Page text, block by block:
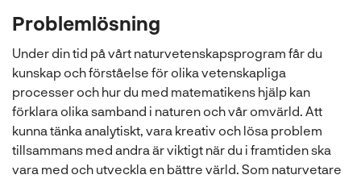
Problemlösning
Under din tid på vårt naturvetenskapsprogram får du
kunskap och förståelse för olika vetenskapliga
processer och hur du med matematikens hjälp kan
förklara olika samband i naturen och vår omvärld. Att
kunna tänka analytiskt, vara kreativ och lösa problem
tillsammans med andra är viktigt när du i framtiden ska
vara med och utveckla en bättre värld. Som naturvetare